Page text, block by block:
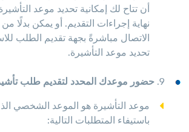
أن تتاح لك إمكانية تحديد موعد
نهاية إجراءات التقديم. أو يمكن بدلًا
الاتصال مباشرةً بجهة تقديم الطلب
تحديد موعد التأشيرة.
9. حضور موعدك المحدد لتقديم طلب
موعد التأشيرة هو الموعد الشخصي
باستيفاء المتطلبات التالية: